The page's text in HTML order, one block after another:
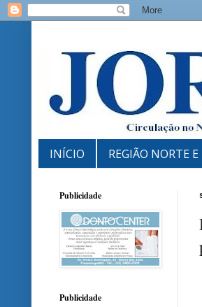
INÍCIO REGIÃO NORTE
Publicidade
Publicidade